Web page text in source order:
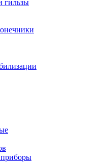
гильзы